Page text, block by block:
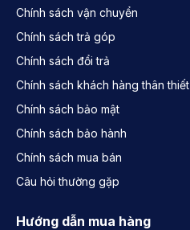
Chính sách vận chuyển
Chính sách trả góp
Chính sách đổi trả
Chính sách khách hàng thân thiết
Chính sách bảo mật
Chính sách bảo hành
Chính sách mua bán
Câu hỏi thường gặp
Hướng dẫn mua hàng